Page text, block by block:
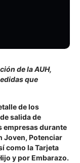
de la AUH,
que
de los
salida de
empresas durante
Joven, Potenciar
como la Tarjeta
y por Embarazo.